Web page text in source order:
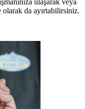
ulaşarak veya
olarak da ayırtabilirsiniz.